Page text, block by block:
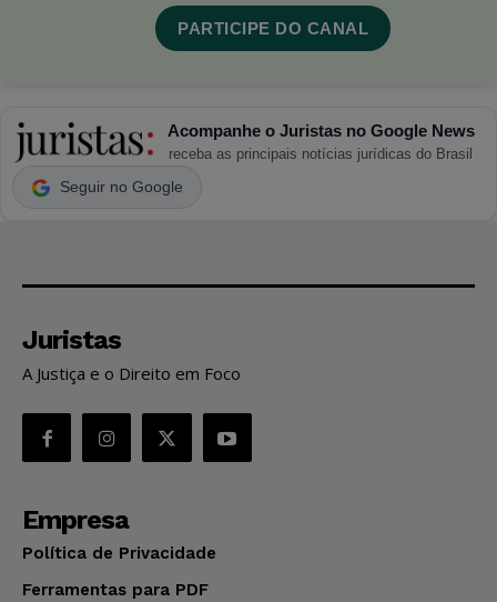
PARTICIPE DO CANAL
Acompanhe o Juristas no Google News
receba as principais notícias jurídicas do Brasil
Seguir no Google
Juristas
A Justiça e o Direito em Foco
Empresa
Política de Privacidade
Ferramentas para PDF